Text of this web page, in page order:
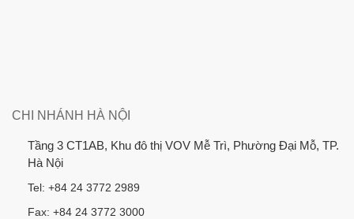
CHI NHÁNH HÀ NỘI
Tầng 3 CT1AB, Khu đô thị VOV Mễ Trì, Phường Đại Mỗ, TP.
Hà Nội
Tel: +84 24 3772 2989
Fax: +84 24 3772 3000